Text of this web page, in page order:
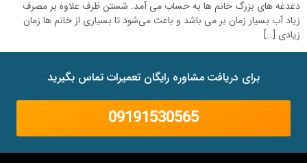
دغدغه های بزرگ خانم ها به حساب می آمد. شستن ظرف علاوه بر مصرف
زیاد آب بسیار زمان بر می باشد و باعث می‌شود تا بسیاری از خانم ها زمان
زیادی […]
برای دریافت مشاوره رایگان تعمیرات تماس بگیرید
09191530565